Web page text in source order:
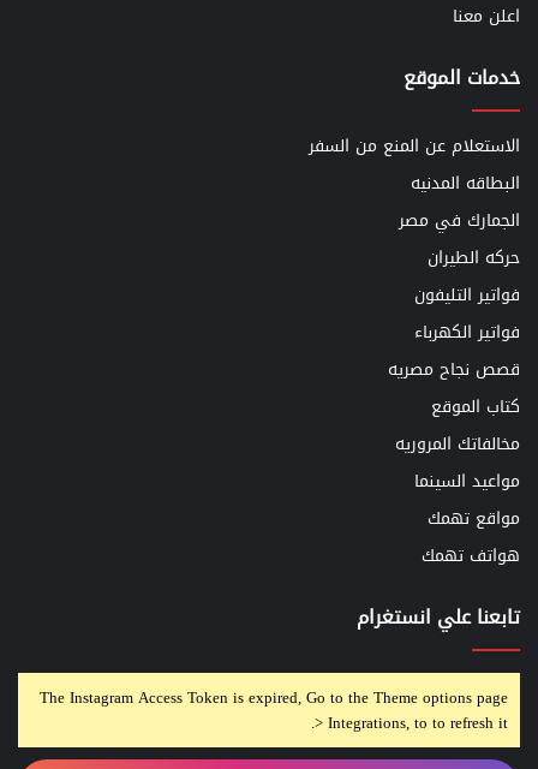
اعلن معنا
خدمات الموقع
الاستعلام عن المنع من السفر
البطاقه المدنيه
الجمارك في مصر
حركه الطيران
فواتير التليفون
فواتير الكهرباء
قصص نجاح مصريه
كتاب الموقع
مخالفاتك المروريه
مواعيد السينما
مواقع تهمك
هواتف تهمك
تابعنا علي انستغرام
The Instagram Access Token is expired, Go to the Theme options page
> Integrations, to to refresh it.